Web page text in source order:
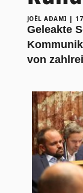
JOËL ADAMI |
Geleakte
von